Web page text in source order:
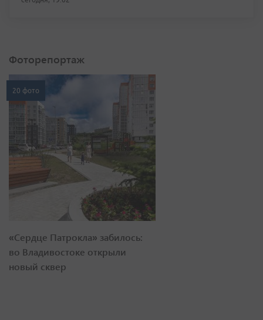
Фоторепортаж
20 фото
«Сердце Патрокла» забилось:
во Владивостоке открыли
новый сквер